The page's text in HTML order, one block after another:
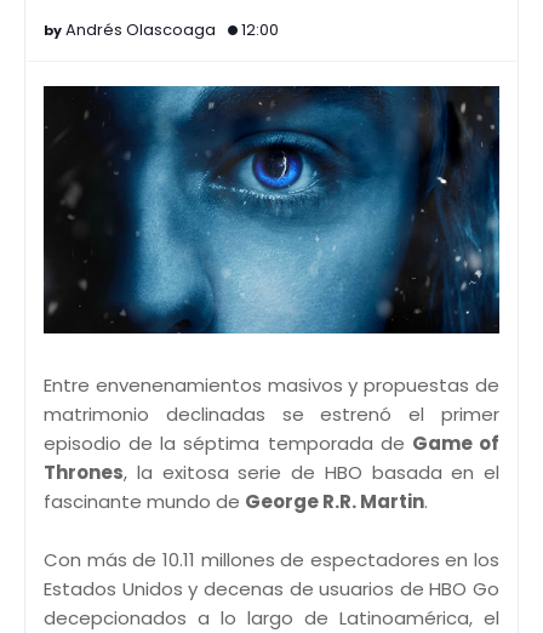
Andrés Olascoaga 12:00
Entre envenenamientos masivos y propuestas de
matrimonio declinadas se estrenó el primer
episodio de la séptima temporada de Game of
Thrones, la exitosa serie de HBO basada en el
fascinante mundo de George R.R. Martin.
Con más de 10.11 millones de espectadores en los
Estados Unidos y decenas de usuarios de HBO Go
decepcionados a lo largo de Latinoamérica, el